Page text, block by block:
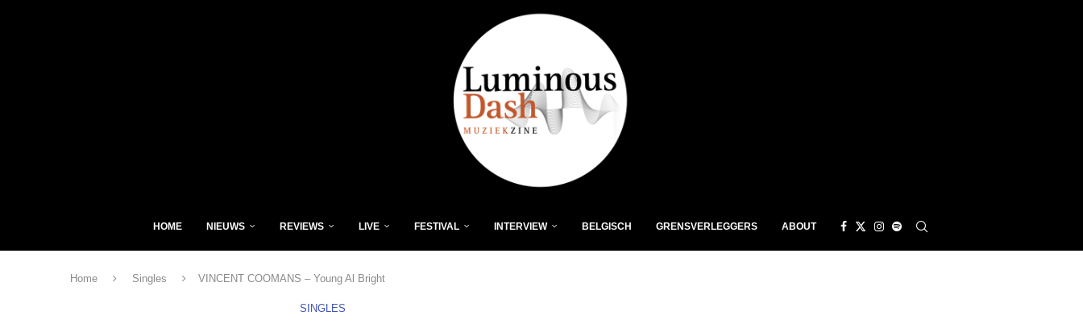
HOME NIEUWS REVIEWS LIVE FESTIVAL INTERVIEW BELGISCH GRENSVERLEGGERS ABOUT
Home Singles VINCENT COOMANS – Young Al Bright
SINGLES